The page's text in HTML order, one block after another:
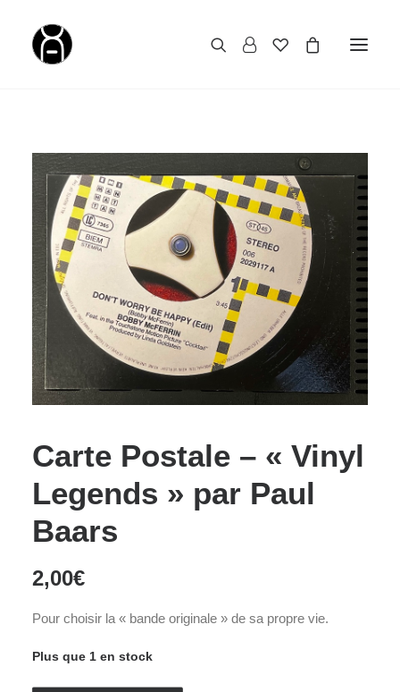
Carte Postale – « Vinyl
Legends » par Paul
Baars
2,00€
Pour choisir la « bande originale » de sa propre vie.
Plus que 1 en stock